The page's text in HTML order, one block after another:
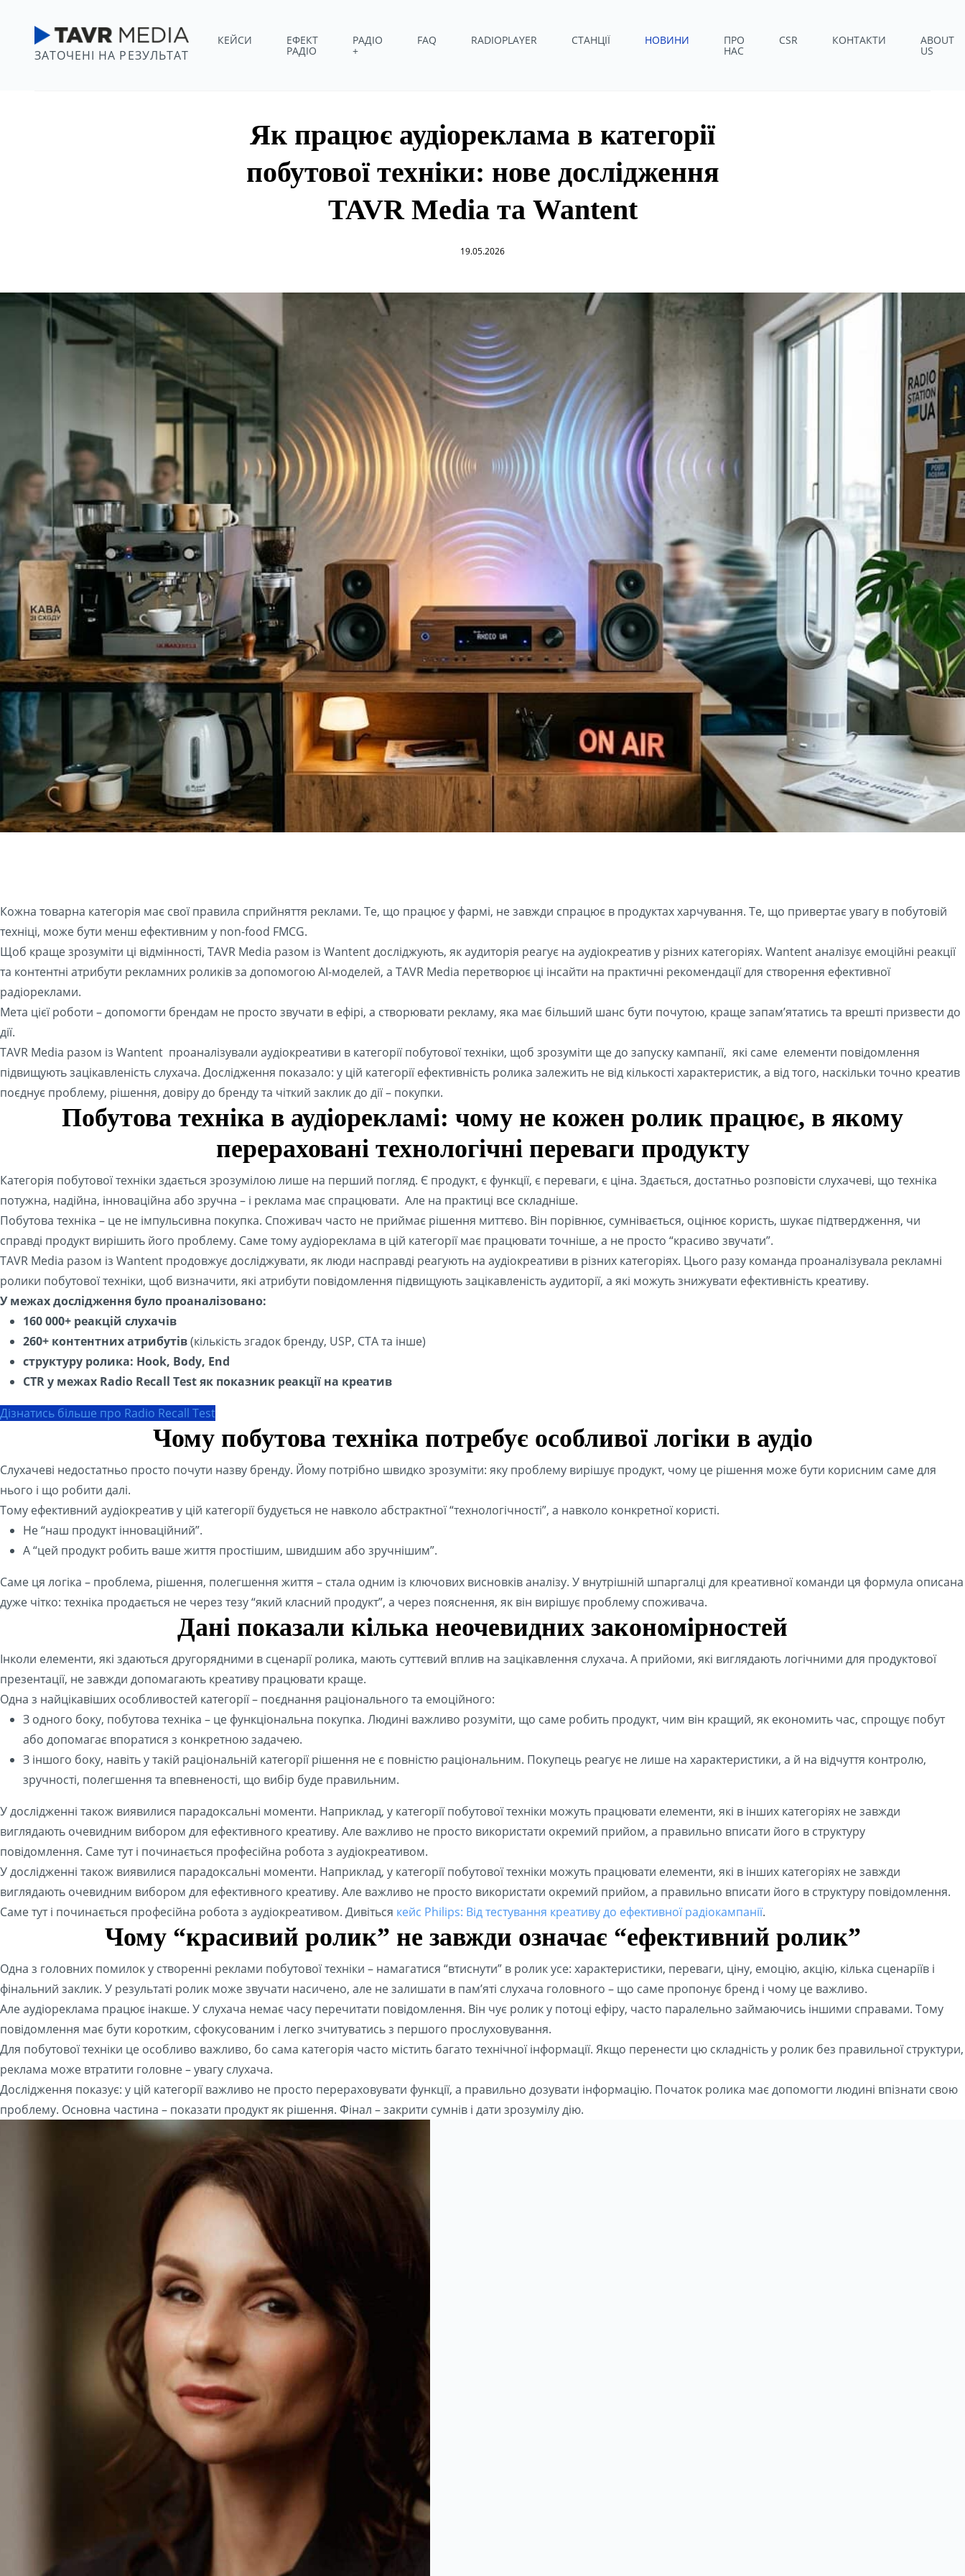
ЗАТОЧЕНІ НА РЕЗУЛЬТАТ
КЕЙСИ ЕФЕКТ
РАДІО
РАДІО
+
FAQ RADIOPLAYER СТАНЦІЇ НОВИНИ ПРО
НАС
CSR КОНТАКТИ ABOUT
US
Як працює аудіореклама в категорії
побутової техніки: нове дослідження
TAVR Media та Wantent
19.05.2026
Кожна товарна категорія має свої правила сприйняття реклами. Те, що працює у фармі, не завжди спрацює в продуктах харчування. Те, що привертає увагу в побутовій
техніці, може бути менш ефективним у non-food FMCG.
Щоб краще зрозуміти ці відмінності, TAVR Media разом із Wantent досліджують, як аудиторія реагує на аудіокреатив у різних категоріях. Wantent аналізує емоційні реакції
та контентні атрибути рекламних роликів за допомогою AI-моделей, а TAVR Media перетворює ці інсайти на практичні рекомендації для створення ефективної
радіореклами.
Мета цієї роботи – допомогти брендам не просто звучати в ефірі, а створювати рекламу, яка має більший шанс бути почутою, краще запам’ятатись та врешті призвести до
дії.
TAVR Media разом із Wantent проаналізували аудіокреативи в категорії побутової техніки, щоб зрозуміти ще до запуску кампанії, які саме елементи повідомлення
підвищують зацікавленість слухача. Дослідження показало: у цій категорії ефективність ролика залежить не від кількості характеристик, а від того, наскільки точно креатив
поєднує проблему, рішення, довіру до бренду та чіткий заклик до дії – покупки.
Побутова техніка в аудіорекламі: чому не кожен ролик працює, в якому
перераховані технологічні переваги продукту
Категорія побутової техніки здається зрозумілою лише на перший погляд. Є продукт, є функції, є переваги, є ціна. Здається, достатньо розповісти слухачеві, що техніка
потужна, надійна, інноваційна або зручна – і реклама має спрацювати. Але на практиці все складніше.
Побутова техніка – це не імпульсивна покупка. Споживач часто не приймає рішення миттєво. Він порівнює, сумнівається, оцінює користь, шукає підтвердження, чи
справді продукт вирішить його проблему. Саме тому аудіореклама в цій категорії має працювати точніше, а не просто “красиво звучати”.
TAVR Media разом із Wantent продовжує досліджувати, як люди насправді реагують на аудіокреативи в різних категоріях. Цього разу команда проаналізувала рекламні
ролики побутової техніки, щоб визначити, які атрибути повідомлення підвищують зацікавленість аудиторії, а які можуть знижувати ефективність креативу.
У межах дослідження було проаналізовано:
160 000+ реакцій слухачів
260+ контентних атрибутів(кількість згадок бренду, USP, CTA та інше)
структуру ролика: Hook, Body, End
CTR у межах Radio Recall Test як показник реакції на креатив
Дізнатись більше про Radio Recall Test
Чому побутова техніка потребує особливої логіки в аудіо
Слухачеві недостатньо просто почути назву бренду. Йому потрібно швидко зрозуміти: яку проблему вирішує продукт, чому це рішення може бути корисним саме для
нього і що робити далі.
Тому ефективний аудіокреатив у цій категорії будується не навколо абстрактної “технологічності”, а навколо конкретної користі.
Не “наш продукт інноваційний”.
А “цей продукт робить ваше життя простішим, швидшим або зручнішим”.
Саме ця логіка – проблема, рішення, полегшення життя – стала одним із ключових висновків аналізу. У внутрішній шпаргалці для креативної команди ця формула описана
дуже чітко: техніка продається не через тезу “який класний продукт”, а через пояснення, як він вирішує проблему споживача.
Дані показали кілька неочевидних закономірностей
Інколи елементи, які здаються другорядними в сценарії ролика, мають суттєвий вплив на зацікавлення слухача. А прийоми, які виглядають логічними для продуктової
презентації, не завжди допомагають креативу працювати краще.
Одна з найцікавіших особливостей категорії – поєднання раціонального та емоційного:
З одного боку, побутова техніка – це функціональна покупка. Людині важливо розуміти, що саме робить продукт, чим він кращий, як економить час, спрощує побут
або допомагає впоратися з конкретною задачею.
З іншого боку, навіть у такій раціональній категорії рішення не є повністю раціональним. Покупець реагує не лише на характеристики, а й на відчуття контролю,
зручності, полегшення та впевненості, що вибір буде правильним.
У дослідженні також виявилися парадоксальні моменти. Наприклад, у категорії побутової техніки можуть працювати елементи, які в інших категоріях не завжди
виглядають очевидним вибором для ефективного креативу. Але важливо не просто використати окремий прийом, а правильно вписати його в структуру
повідомлення. Саме тут і починається професійна робота з аудіокреативом.
У дослідженні також виявилися парадоксальні моменти. Наприклад, у категорії побутової техніки можуть працювати елементи, які в інших категоріях не завжди
виглядають очевидним вибором для ефективного креативу. Але важливо не просто використати окремий прийом, а правильно вписати його в структуру повідомлення.
Саме тут і починається професійна робота з аудіокреативом. Дивіться кейс Philips: Від тестування креативу до ефективної радіокампанії.
Чому “красивий ролик” не завжди означає “ефективний ролик”
Одна з головних помилок у створенні реклами побутової техніки – намагатися “втиснути” в ролик усе: характеристики, переваги, ціну, емоцію, акцію, кілька сценаріїв і
фінальний заклик. У результаті ролик може звучати насичено, але не залишати в пам’яті слухача головного – що саме пропонує бренд і чому це важливо.
Але аудіореклама працює інакше. У слухача немає часу перечитати повідомлення. Він чує ролик у потоці ефіру, часто паралельно займаючись іншими справами. Тому
повідомлення має бути коротким, сфокусованим і легко зчитуватись з першого прослуховування.
Для побутової техніки це особливо важливо, бо сама категорія часто містить багато технічної інформації. Якщо перенести цю складність у ролик без правильної структури,
реклама може втратити головне – увагу слухача.
Дослідження показує: у цій категорії важливо не просто перераховувати функції, а правильно дозувати інформацію. Початок ролика має допомогти людині впізнати свою
проблему. Основна частина – показати продукт як рішення. Фінал – закрити сумнів і дати зрозумілу дію.